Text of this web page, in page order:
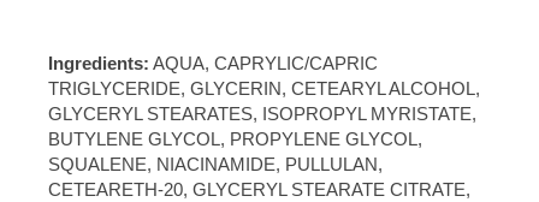
Ingredients: AQUA, CAPRYLIC/CAPRIC
TRIGLYCERIDE, GLYCERIN, CETEARYL ALCOHOL,
GLYCERYL STEARATES, ISOPROPYL MYRISTATE,
BUTYLENE GLYCOL, PROPYLENE GLYCOL,
SQUALENE, NIACINAMIDE, PULLULAN,
CETEARETH-20, GLYCERYL STEARATE CITRATE,